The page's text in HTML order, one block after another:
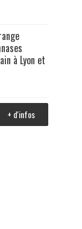
à Lyon et
+ d'infos